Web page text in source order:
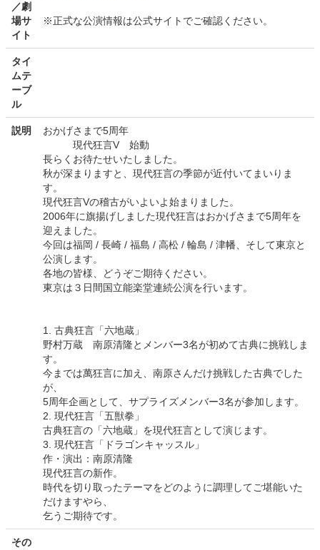
／劇
場サ
イト
※正式な公演情報は公式サイトでご確認ください。
タイ
ムテ
ーブ
ル
説明
おかげさまで5周年
現代狂言V 始動
長らくお待たせいたしました。
秋が深まりますと、現代狂言の季節が近付いてまいりま
す。
現代狂言Vの稽古がいよいよ始まりました。
2006年に旗揚げしました現代狂言はおかげさまで5周年を
迎えました。
今回は福岡 / 長崎 / 福島 / 高松 / 輪島 / 津幡、そして東京と
公演します。
各地の皆様、どうぞご期待ください。
東京は３日間国立能楽堂連続公演を行います。
1. 古典狂言「六地蔵」
野村万蔵 南原清隆とメンバー3名が初めて古典に挑戦しま
す。
今までは萬狂言に加え、南原さんだけ挑戦した古典でした
が、
5周年企画として、サプライズメンバー3名が参加します。
2. 現代狂言「五獣拳」
古典狂言の「六地蔵」を現代狂言として演じます。
3. 現代狂言「ドラゴンキャッスル」
作・演出：南原清隆
現代狂言の新作。
時代を切り取ったテーマをどのように調理してご堪能いた
だけますやら、
乞うご期待です。
その